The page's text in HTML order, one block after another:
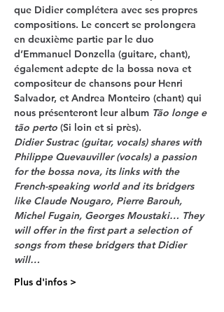
que Didier complétera avec ses propres
compositions. Le concert se prolongera
en deuxième partie par le duo
d’Emmanuel Donzella (guitare, chant),
également adepte de la bossa nova et
compositeur de chansons pour Henri
Salvador, et Andrea Monteiro (chant) qui
nous présenteront leur album Tão longe e
tão perto (Si loin et si près).
Didier Sustrac (guitar, vocals) shares with
Philippe Quevauviller (vocals) a passion
for the bossa nova, its links with the
French-speaking world and its bridgers
like Claude Nougaro, Pierre Barouh,
Michel Fugain, Georges Moustaki… They
will offer in the first part a selection of
songs from these bridgers that Didier
will…
Plus d'infos >